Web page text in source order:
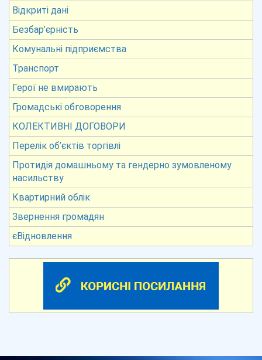
Відкриті дані
Безбар’єрність
Комунальні підприємства
Транспорт
Герої не вмирають
Громадські обговорення
КОЛЕКТИВНІ ДОГОВОРИ
Перелік об’єктів торгівлі
Протидія домашньому та гендерно зумовленому
насильству
Квартирний облік
Звернення громадян
єВідновлення